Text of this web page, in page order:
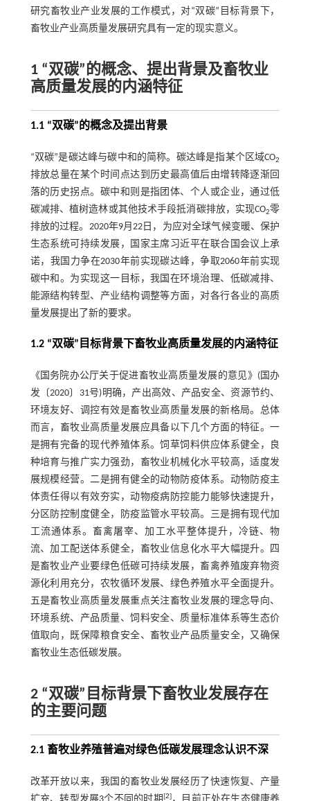
研究畜牧业产业发展的工作模式，对“双碳”目标背景下，
畜牧业产业高质量发展研究具有一定的现实意义。
1 “双碳”的概念、提出背景及畜牧业
高质量发展的内涵特征
1.1 “双碳”的概念及提出背景
“双碳”是碳达峰与碳中和的简称。碳达峰是指某个区域CO2
排放总量在某个时间点达到历史最高值后由增转降逐渐回
落的历史拐点。碳中和则是指团体、个人或企业，通过低
碳减排、植树造林或其他技术手段抵消碳排放，实现CO2零
排放的过程。2020年9月22日，为应对全球气候变暖、保护
生态系统可持续发展，国家主席习近平在联合国会议上承
诺，我国力争在2030年前实现碳达峰，争取2060年前实现
碳中和。为实现这一目标，我国在环境治理、低碳减排、
能源结构转型、产业结构调整等方面，对各行各业的高质
量发展提出了新的要求。
1.2 “双碳”目标背景下畜牧业高质量发展的内涵特征
《国务院办公厅关于促进畜牧业高质量发展的意见》(国办
发〔2020〕31号)明确，产出高效、产品安全、资源节约、
环境友好、调控有效是畜牧业高质量发展的新格局。总体
而言，畜牧业高质量发展应具备以下几个方面的特征。一
是拥有完备的现代养殖体系。饲草饲料供应体系健全，良
种培育与推广实力强劲，畜牧业机械化水平较高，适度发
展规模经营。二是拥有健全的动物防疫体系。动物防疫主
体责任得以有效夯实，动物疫病防控能力能够快速提升，
分区防控制度健全，防疫监管水平较高。三是拥有现代加
工流通体系。畜禽屠宰、加工水平整体提升，冷链、物
流、加工配送体系健全，畜牧业信息化水平大幅提升。四
是畜牧业产业要绿色低碳可持续发展，畜禽养殖废弃物资
源化利用充分，农牧循环发展、绿色养殖水平全面提升。
五是畜牧业高质量发展重点关注畜牧业发展的理念导向、
环境系统、产品质量、饲料安全、质量标准体系等生态价
值取向，既保障粮食安全、畜牧业产品质量安全，又确保
畜牧业生态低碳发展。
2 “双碳”目标背景下畜牧业发展存在
的主要问题
2.1 畜牧业养殖普遍对绿色低碳发展理念认识不深
改革开放以来，我国的畜牧业发展经历了快速恢复、产量
[2]